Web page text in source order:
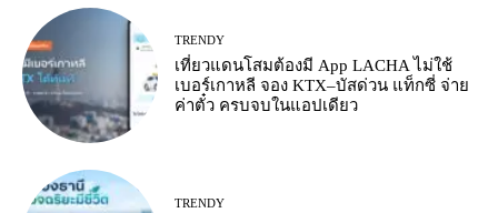
TRENDY
เที่ยวแดนโสมต้องมี App LACHA ไม่ใช้
เบอร์เกาหลี จอง KTX–บัสด่วน แท็กซี่ จ่าย
ค่าตั๋ว ครบจบในแอปเดียว
TRENDY